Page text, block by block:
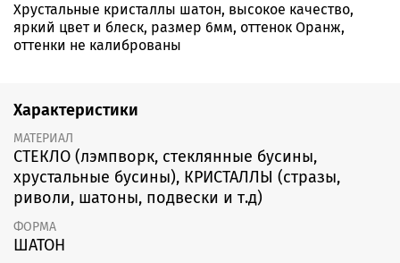
Хрустальные кристаллы шатон, высокое качество,
яркий цвет и блеск, размер 6мм, оттенок Оранж,
оттенки не калиброваны
Характеристики
МАТЕРИАЛ
СТЕКЛО (лэмпворк, стеклянные бусины,
хрустальные бусины), КРИСТАЛЛЫ (стразы,
риволи, шатоны, подвески и т.д)
ФОРМА
ШАТОН